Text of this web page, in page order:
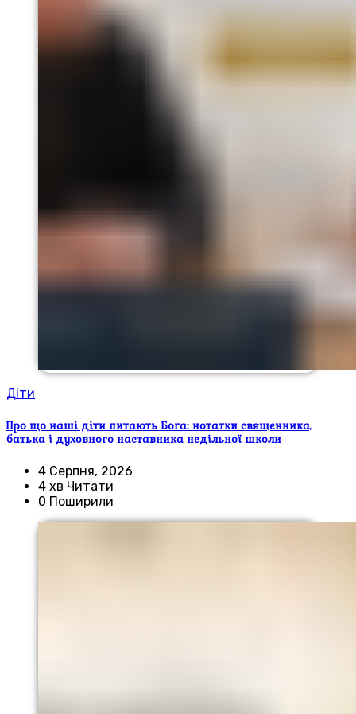
Діти
Про що наші діти питають Бога: нотатки священника,
батька і духовного наставника недільної школи
4 Серпня, 2026
4 хв Читати
0 Поширили